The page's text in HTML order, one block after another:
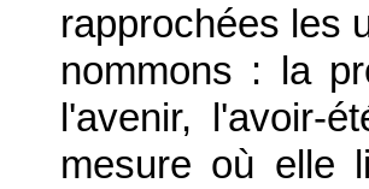
rapprochées les
nommons : la
l'avenir, l'avoir-
mesure où elle